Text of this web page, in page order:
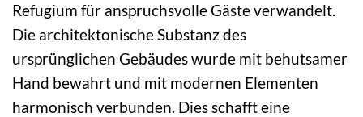
Refugium für anspruchsvolle Gäste verwandelt.
Die architektonische Substanz des
ursprünglichen Gebäudes wurde mit behutsamer
Hand bewahrt und mit modernen Elementen
harmonisch verbunden. Dies schafft eine